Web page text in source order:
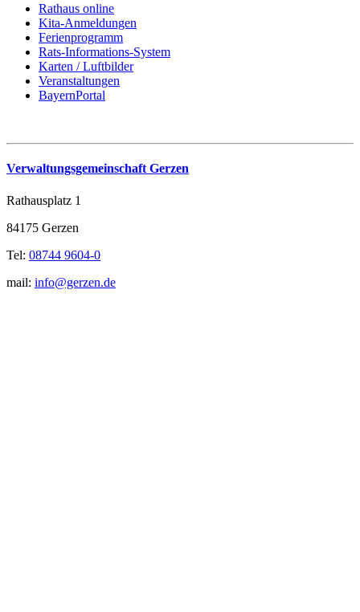
Rathaus online
Kita-Anmeldungen
Ferienprogramm
Rats-Informations-System
Karten / Luftbilder
Veranstaltungen
BayernPortal
Verwaltungsgemeinschaft Gerzen
Rathausplatz 1
84175 Gerzen
Tel: 08744 9604-0
mail: info@gerzen.de